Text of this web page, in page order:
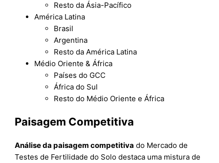
Resto da Ásia-Pacífico
América Latina
Brasil
Argentina
Resto da América Latina
Médio Oriente & África
Países do GCC
África do Sul
Resto do Médio Oriente e África
Paisagem Competitiva
Análise da paisagem competitiva do Mercado de
Testes de Fertilidade do Solo destaca uma mistura de